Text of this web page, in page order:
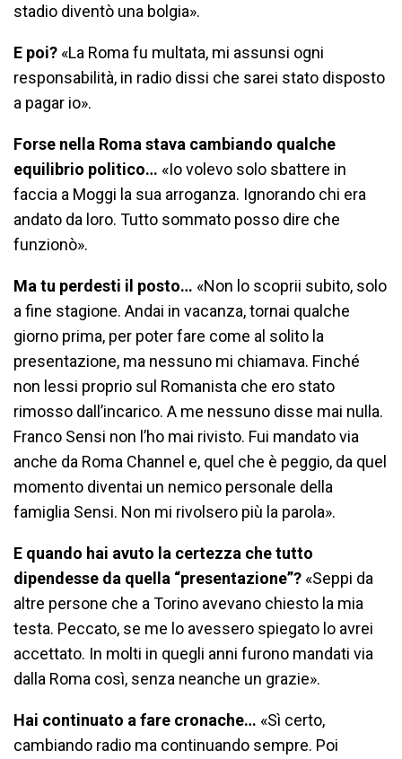
stadio diventò una bolgia».
E poi? «La Roma fu multata, mi assunsi ogni
responsabilità, in radio dissi che sarei stato disposto
a pagar io».
Forse nella Roma stava cambiando qualche
equilibrio politico… «Io volevo solo sbattere in
faccia a Moggi la sua arroganza. Ignorando chi era
andato da loro. Tutto sommato posso dire che
funzionò».
Ma tu perdesti il posto… «Non lo scoprii subito, solo
a fine stagione. Andai in vacanza, tornai qualche
giorno prima, per poter fare come al solito la
presentazione, ma nessuno mi chiamava. Finché
non lessi proprio sul Romanista che ero stato
rimosso dall’incarico. A me nessuno disse mai nulla.
Franco Sensi non l’ho mai rivisto. Fui mandato via
anche da Roma Channel e, quel che è peggio, da quel
momento diventai un nemico personale della
famiglia Sensi. Non mi rivolsero più la parola».
E quando hai avuto la certezza che tutto
dipendesse da quella “presentazione”? «Seppi da
altre persone che a Torino avevano chiesto la mia
testa. Peccato, se me lo avessero spiegato lo avrei
accettato. In molti in quegli anni furono mandati via
dalla Roma così, senza neanche un grazie».
Hai continuato a fare cronache… «Sì certo,
cambiando radio ma continuando sempre. Poi